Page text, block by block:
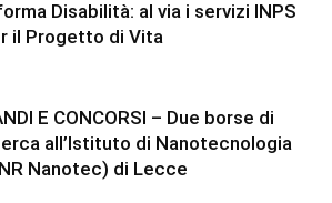
Disabilità: al via i servizi INPS
il Progetto di Vita
E CONCORSI – Due borse di
all’Istituto di Nanotecnologia
Nanotec) di Lecce